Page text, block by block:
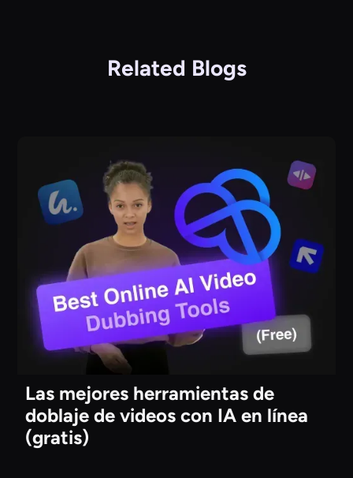
Related Blogs
Las mejores herramientas de
doblaje de videos con IA en línea
(gratis)